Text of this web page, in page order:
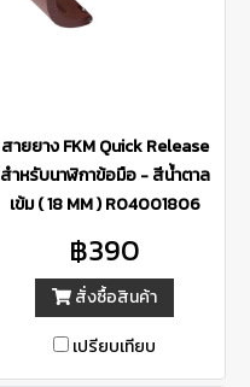
สายยาง FKM Quick Release
สำหรับนาฬิกาข้อมือ - สีน้ำตาล
เข้ม ( 18 MM ) R04001806
฿390
สั่งซื้อสินค้า
เปรียบเทียบ